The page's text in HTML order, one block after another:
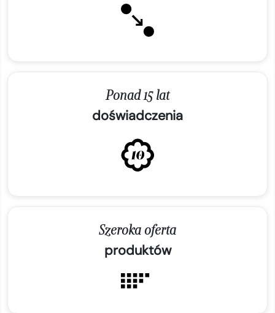
Ponad 15 lat
doświadczenia
Szeroka oferta
produktów